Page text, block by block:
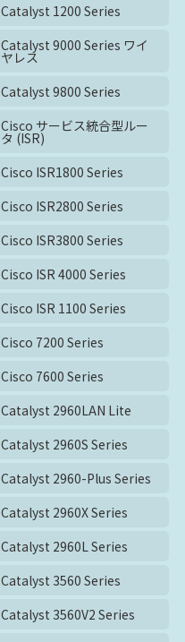
Catalyst 1200 Series
Catalyst 9000 Series ワイ
ヤレス
Catalyst 9800 Series
Cisco サービス統合型ルー
タ (ISR)
Cisco ISR1800 Series
Cisco ISR2800 Series
Cisco ISR3800 Series
Cisco ISR 4000 Series
Cisco ISR 1100 Series
Cisco 7200 Series
Cisco 7600 Series
Catalyst 2960LAN Lite
Catalyst 2960S Series
Catalyst 2960-Plus Series
Catalyst 2960X Series
Catalyst 2960L Series
Catalyst 3560 Series
Catalyst 3560V2 Series